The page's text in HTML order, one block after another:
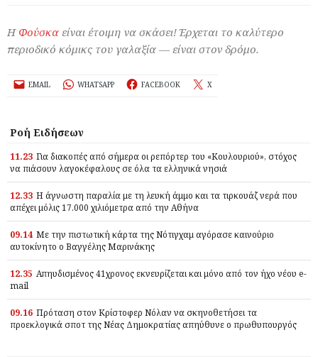
Η Φούσκα είναι έτοιμη να σκάσει! Έρχεται το καλύτερο
περιοδικό κόμικς του γαλαξία — είναι στον δρόμο.
EMAIL WHATSAPP FACEBOOK X
Ροή Ειδήσεων
11.23 Για διακοπές από σήμερα οι ρεπόρτερ του «Κουλουριού», στόχος
να πιάσουν λαγοκέφαλους σε όλα τα ελληνικά νησιά
12.33 Η άγνωστη παραλία με τη λευκή άμμο και τα τιρκουάζ νερά που
απέχει μόλις 17.000 χιλιόμετρα από την Αθήνα
09.14 Με την πιστωτική κάρτα της Νότιγχαμ αγόρασε καινούριο
αυτοκίνητο ο Βαγγέλης Μαρινάκης
12.35 Απηυδισμένος 41χρονος εκνευρίζεται και μόνο από τον ήχο νέου e-
mail
09.16 Πρόταση στον Κρίστοφερ Νόλαν να σκηνοθετήσει τα
προεκλογικά σποτ της Νέας Δημοκρατίας απηύθυνε ο πρωθυπουργός